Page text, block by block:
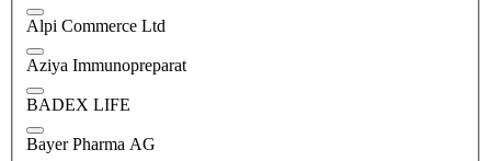
Alpi Commerce Ltd
Aziya Immunopreparat
BADEX LIFE
Bayer Pharma AG